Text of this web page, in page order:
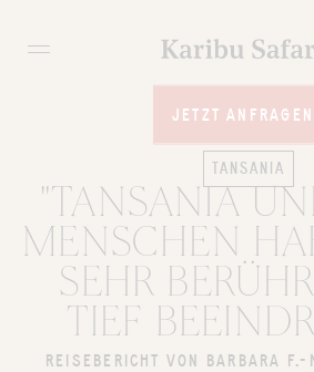
JETZT ANFRAGEN
JETZT ANFRAGEN
TANSANIA
"TANSANIA
MENSCHEN
SEHR
TIEF
REISEBERICHT VON BARBARA